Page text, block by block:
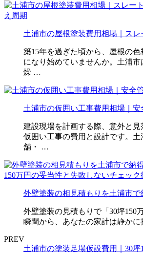
土浦市の屋根塗装費用相場｜ス
築15年を過ぎた頃から、屋根の
になり始めていませんか。土浦
燥 …
土浦市の仮囲い工事費用相場｜
建設現場を計画する際、意外と
仮囲い工事の費用と設計です。
舗・ …
外壁塗装の相見積もりを土浦市
外壁塗装の見積もりで「30坪150
瞬間から、あなたの家計は静か
PREV
土浦市の塗装足場仮設費用｜30